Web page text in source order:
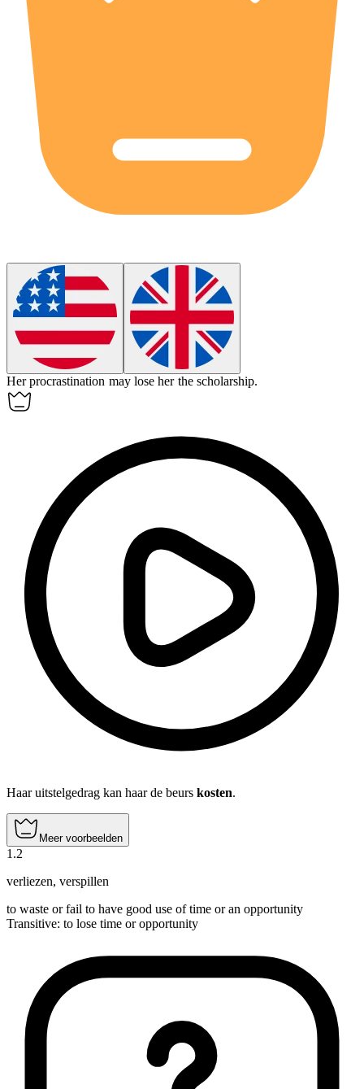
Her procrastination may lose her the scholarship.
Haar uitstelgedrag kan haar de beurs kosten.
Meer voorbeelden
1 .2
verliezen, verspillen
to waste or fail to have good use of time or an opportunity
Transitive: to lose time or opportunity